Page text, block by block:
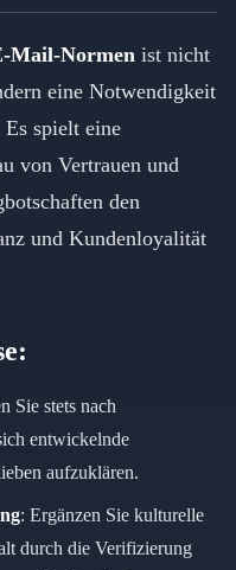
Mail-Normen ist nicht
eine Notwendigkeit
spielt eine
von Vertrauen und
den
und Kundenloyalität
Sie stets nach
entwickelnde
aufzuklären.
: Ergänzen Sie kulturelle
durch die Verifizierung